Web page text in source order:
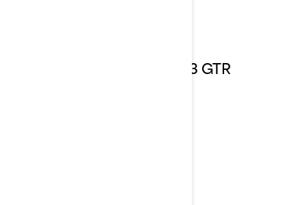
2023 GTR